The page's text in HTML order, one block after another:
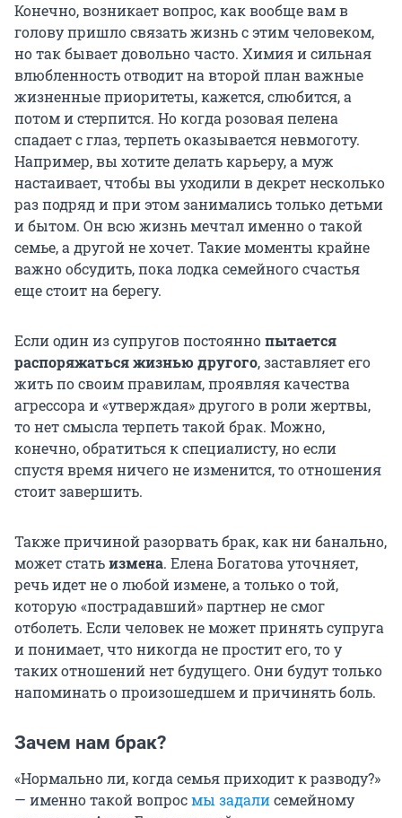
Конечно, возникает вопрос, как вообще вам в
голову пришло связать жизнь с этим человеком,
но так бывает довольно часто. Химия и сильная
влюбленность отводит на второй план важные
жизненные приоритеты, кажется, слюбится, а
потом и стерпится. Но когда розовая пелена
спадает с глаз, терпеть оказывается невмоготу.
Например, вы хотите делать карьеру, а муж
настаивает, чтобы вы уходили в декрет несколько
раз подряд и при этом занимались только детьми
и бытом. Он всю жизнь мечтал именно о такой
семье, а другой не хочет. Такие моменты крайне
важно обсудить, пока лодка семейного счастья
еще стоит на берегу.
Если один из супругов постояннопытается
распоряжаться жизнью другого, заставляет его
жить по своим правилам, проявляя качества
агрессора и «утверждая» другого в роли жертвы,
то нет смысла терпеть такой брак. Можно,
конечно, обратиться к специалисту, но если
спустя время ничего не изменится, то отношения
стоит завершить.
Также причиной разорвать брак, как ни банально,
может статьизмена. Елена Богатова уточняет,
речь идет не о любой измене, а только о той,
которую «пострадавший» партнер не смог
отболеть. Если человек не может принять супруга
и понимает, что никогда не простит его, то у
таких отношений нет будущего. Они будут только
напоминать о произошедшем и причинять боль.
Зачем нам брак?
«Нормально ли, когда семья приходит к разводу?»
— именно такой вопросмы задалисемейному